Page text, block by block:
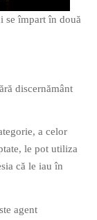
se împart în două
discernământ
a celor
le pot utiliza
că le iau în
agent